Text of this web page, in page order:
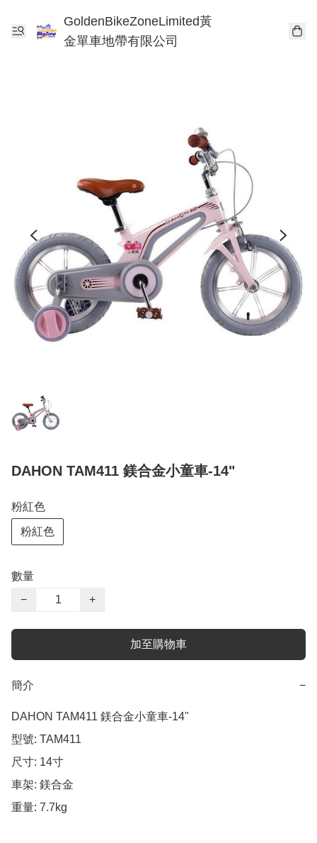
GoldenBikeZoneLimited黃
金單車地帶有限公司
DAHON TAM411 鎂合金小童車-14"
粉紅色
粉紅色
數量
−
+
加至購物車
簡介 −
DAHON TAM411 鎂合金小童車-14"
型號: TAM411
尺寸: 14寸
車架: 鎂合金
重量: 7.7kg